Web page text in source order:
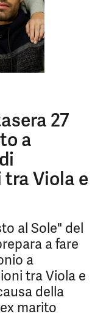
27
a
Viola e
al Sole" del
a fare
a
tra Viola e
della
marito